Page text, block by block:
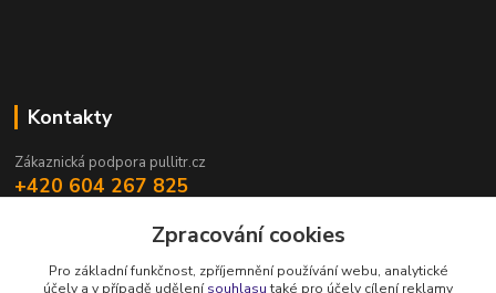
Kontakty
Zákaznická podpora pullitr.cz
+420 604 267 825
Zpracování cookies
Pro základní funkčnost, zpříjemnění používání webu, analytické
účely a v případě udělenísouhlasutaké pro účely cílení reklamy